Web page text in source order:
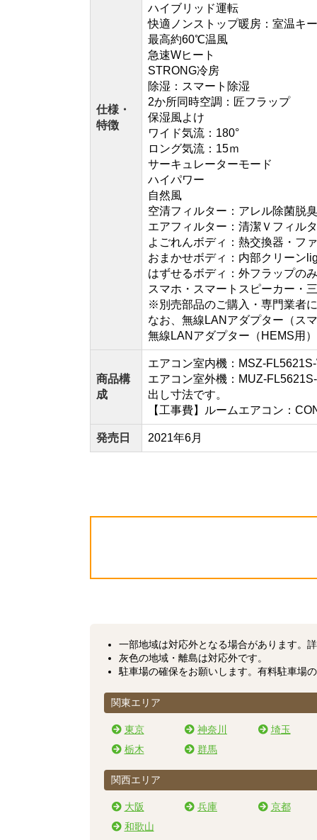
仕様・
特徴
ハイブリッド運転
快適ノンストップ暖房：室温キ
最高約60℃温風
急速Wヒート
STRONG冷房
除湿：スマート除湿
2か所同時空調：匠フラップ
保湿風よけ
ワイド気流：180°
ロング気流：15ｍ
サーキュレーターモード
ハイパワー
自然風
空清フィルター：アレル除菌脱
エアフィルター：清潔Ｖフィル
よごれんボディ：熱交換器・フ
おまかせボディ：内部クリーン
はずせるボディ：外フラップのみ
スマホ・スマートスピーカー・
※別売部品のご購入・専門業者
なお、無線LANアダプター（ス
無線LANアダプター（HEMS用
商品構
成
エアコン室内機：MSZ-
エアコン室外機：MUZ-
出し寸法です。
【工事費】ルームエアコン：
発売日 2021年6月
一部地域は対応外となる場合があります。
灰色の地域・離島は対応外です。
駐車場の確保をお願いします。有料駐車場
関東エリア
東京 神奈川
埼玉
栃木
群馬
関西エリア
大阪 兵庫
京都
和歌山